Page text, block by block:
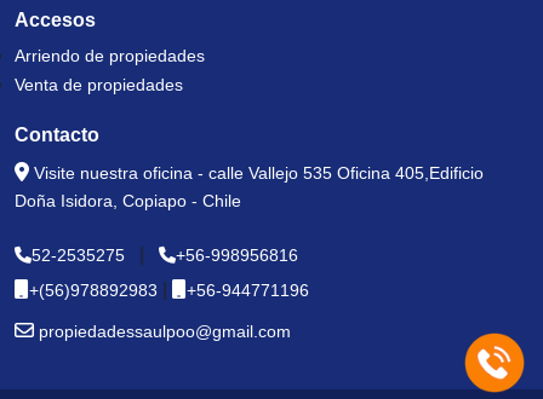
Accesos
Arriendo de propiedades
Venta de propiedades
Contacto
Visite nuestra oficina - calle Vallejo 535 Oficina 405,Edificio
Doña Isidora, Copiapo - Chile
52-2535275
+56-998956816
+(56)978892983
+56-944771196
propiedadessaulpoo@gmail.com